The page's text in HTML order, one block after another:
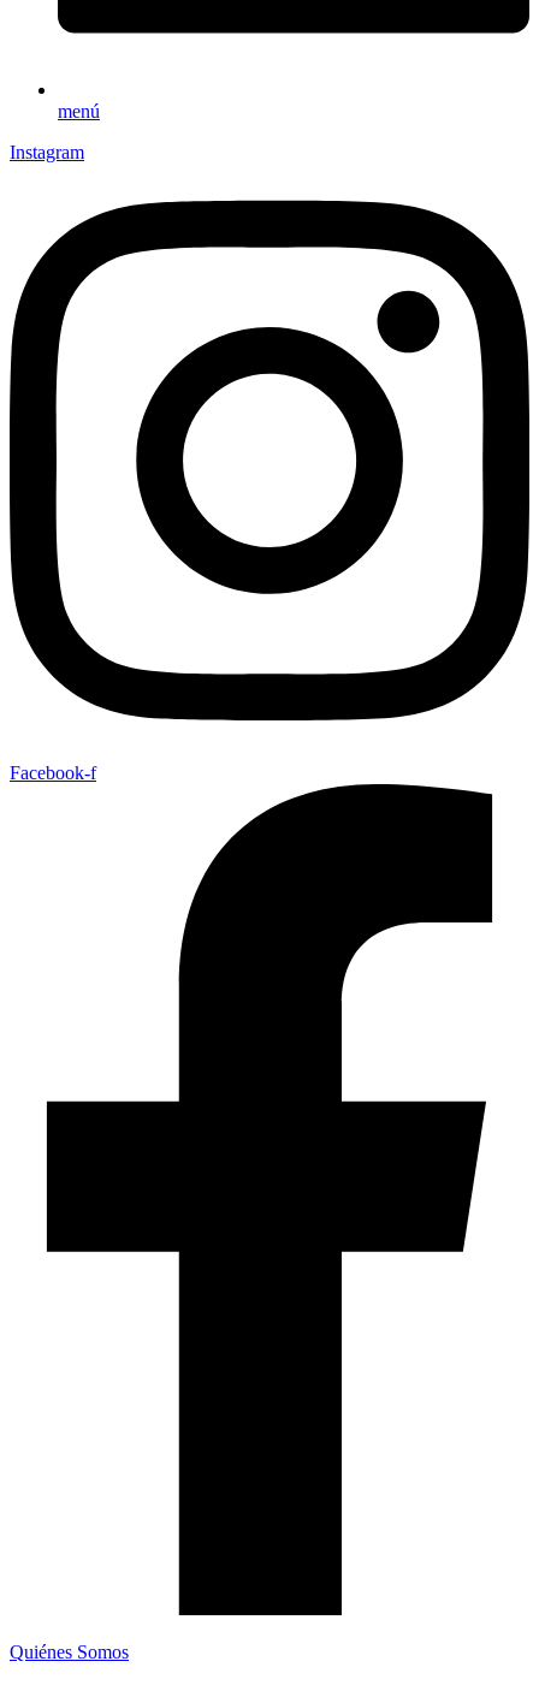
menú
Instagram
Facebook-f
Quiénes Somos